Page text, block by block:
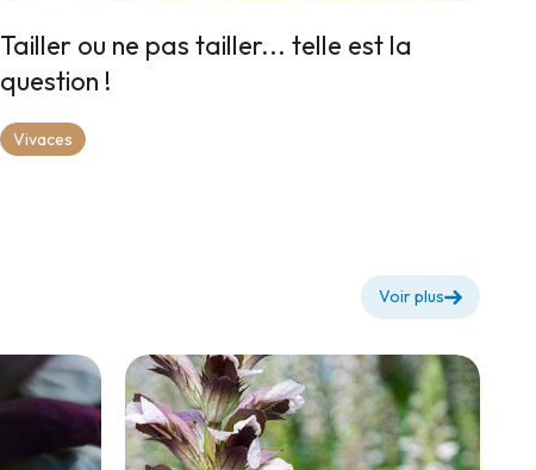
Tailler ou ne pas tailler... telle est la
question !
Vivaces
Voir plus